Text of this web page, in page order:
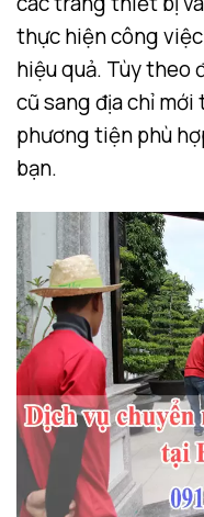
thực hiện công
hiệu quả. Tùy theo
cũ sang địa chỉ mới
phương tiện phù
bạn.